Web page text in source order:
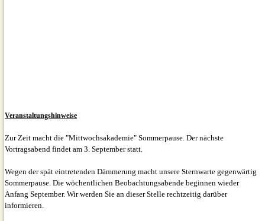
Veranstaltungshinweise
Zur Zeit macht die "Mittwochsakademie" Sommerpause. Der nächste
Vortragsabend findet am 3. September statt.
Wegen der spät eintretenden Dämmerung macht unsere Sternwarte gegenwärtig
Sommerpause. Die wöchentlichen Beobachtungsabende beginnen wieder
Anfang September. Wir werden Sie an dieser Stelle rechtzeitig darüber
informieren.